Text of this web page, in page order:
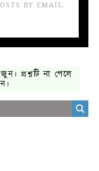
BY EMAIL.
প্রশ্নটি না পেলে